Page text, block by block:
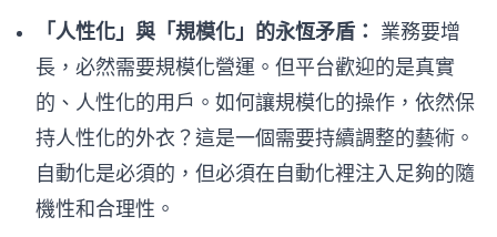
「人性化」與「規模化」的永恆矛盾：
業務要增
長，必然需要規模化營運。但平台歡迎的是真實
的、人性化的用戶。如何讓規模化的操作，依然保
持人性化的外衣？這是一個需要持續調整的藝術。
自動化是必須的，但必須在自動化裡注入足夠的隨
機性和合理性。